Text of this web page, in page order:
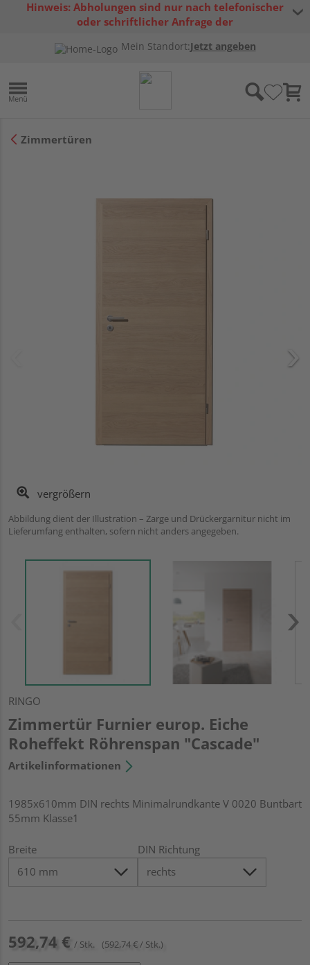
Hinweis: Abholungen sind nur nach telefonischer
oder schriftlicher Anfrage der
Mein Standort:Jetzt angeben
Zimmertüren
vergrößern
Abbildung dient der Illustration – Zarge und Drückergarnitur nicht im
Lieferumfang enthalten, sofern nicht anders angegeben.
RINGO
Zimmertür Furnier europ. Eiche
Roheffekt Röhrenspan "Cascade"
Artikelinformationen
1985x610mm DIN rechts Minimalrundkante V 0020 Buntbart
55mm Klasse1
Breite DIN Richtung
592,74 € / Stk. (592,74 € / Stk.)